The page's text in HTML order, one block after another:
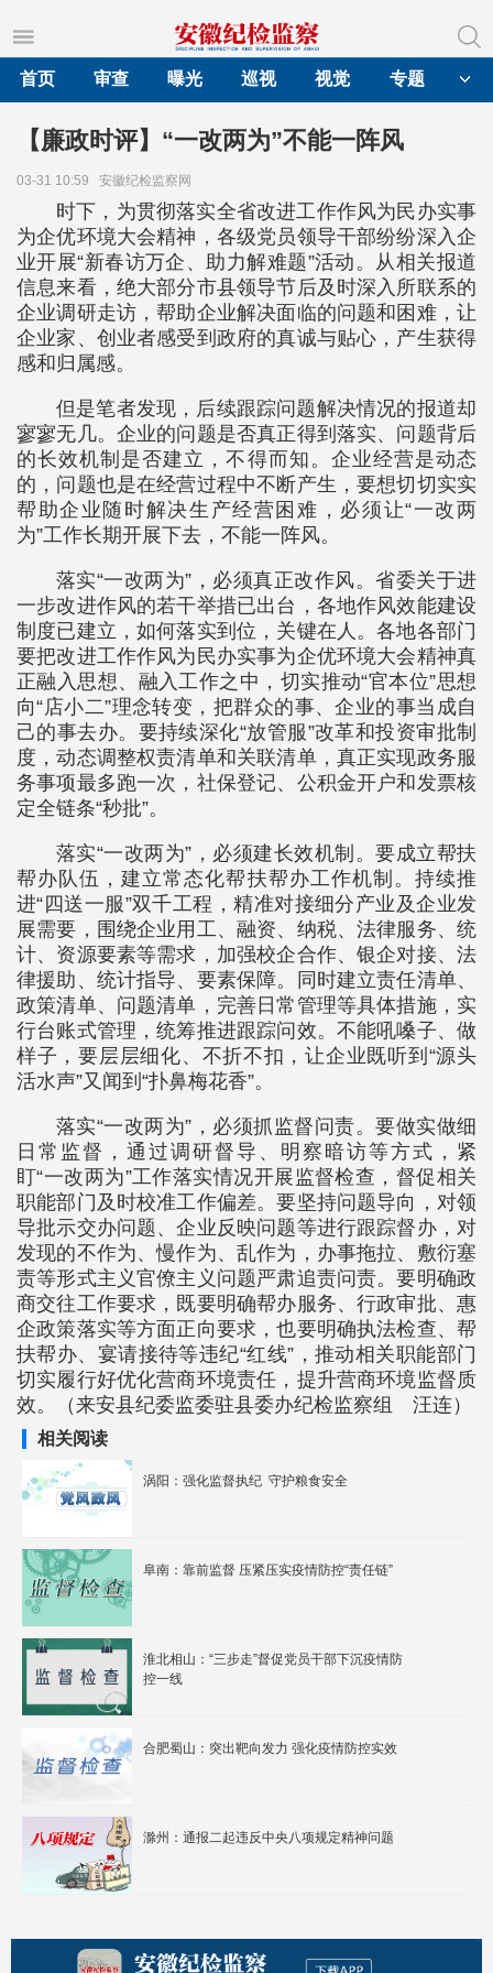
首页
审查 曝光 巡视 视觉 专题
【廉政时评】“一改两为”不能一阵风
03-31 10:59 安徽纪检监察网
时下，为贯彻落实全省改进工作作风为民办实事
为企优环境大会精神，各级党员领导干部纷纷深入企
业开展“新春访万企、助力解难题”活动。从相关报道
信息来看，绝大部分市县领导节后及时深入所联系的
企业调研走访，帮助企业解决面临的问题和困难，让
企业家、创业者感受到政府的真诚与贴心，产生获得
感和归属感。
但是笔者发现，后续跟踪问题解决情况的报道却
寥寥无几。企业的问题是否真正得到落实、问题背后
的长效机制是否建立，不得而知。企业经营是动态
的，问题也是在经营过程中不断产生，要想切切实实
帮助企业随时解决生产经营困难，必须让“一改两
为”工作长期开展下去，不能一阵风。
落实“一改两为”，必须真正改作风。省委关于进
一步改进作风的若干举措已出台，各地作风效能建设
制度已建立，如何落实到位，关键在人。各地各部门
要把改进工作作风为民办实事为企优环境大会精神真
正融入思想、融入工作之中，切实推动“官本位”思想
向“店小二”理念转变，把群众的事、企业的事当成自
己的事去办。要持续深化“放管服”改革和投资审批制
度，动态调整权责清单和关联清单，真正实现政务服
务事项最多跑一次，社保登记、公积金开户和发票核
定全链条“秒批”。
落实“一改两为”，必须建长效机制。要成立帮扶
帮办队伍，建立常态化帮扶帮办工作机制。持续推
进“四送一服”双千工程，精准对接细分产业及企业发
展需要，围绕企业用工、融资、纳税、法律服务、统
计、资源要素等需求，加强校企合作、银企对接、法
律援助、统计指导、要素保障。同时建立责任清单、
政策清单、问题清单，完善日常管理等具体措施，实
行台账式管理，统筹推进跟踪问效。不能吼嗓子、做
样子，要层层细化、不折不扣，让企业既听到“源头
活水声”又闻到“扑鼻梅花香”。
落实“一改两为”，必须抓监督问责。要做实做细
日常监督，通过调研督导、明察暗访等方式，紧
盯“一改两为”工作落实情况开展监督检查，督促相关
职能部门及时校准工作偏差。要坚持问题导向，对领
导批示交办问题、企业反映问题等进行跟踪督办，对
发现的不作为、慢作为、乱作为，办事拖拉、敷衍塞
责等形式主义官僚主义问题严肃追责问责。要明确政
商交往工作要求，既要明确帮办服务、行政审批、惠
企政策落实等方面正向要求，也要明确执法检查、帮
扶帮办、宴请接待等违纪“红线”，推动相关职能部门
切实履行好优化营商环境责任，提升营商环境监督质
效。（来安县纪委监委驻县委办纪检监察组 汪连）
相关阅读
涡阳：强化监督执纪 守护粮食安全
阜南：靠前监督 压紧压实疫情防控“责任链”
淮北相山：“三步走”督促党员干部下沉疫情防
控一线
合肥蜀山：突出靶向发力 强化疫情防控实效
滁州：通报二起违反中央八项规定精神问题